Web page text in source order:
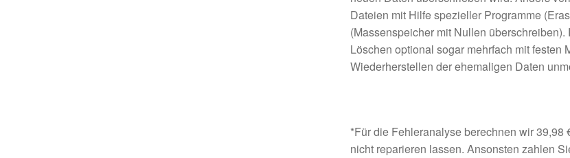
Dateien mit Hilfe spezieller Programme
(Massenspeicher mit Nullen
Löschen optional sogar mehrfach mit
Wiederherstellen der ehemaligen Daten
*Für die Fehleranalyse berechnen wir
nicht reparieren lassen. Ansonsten zahlen